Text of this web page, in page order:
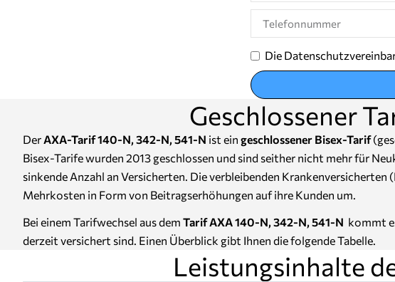
Die
Geschlossener
DerAXA-Tarif 140-N, 342-N, 541-N ist ein geschlossener Bisex-Tarif
Bisex-Tarife wurden 2013 geschlossen und sind seither nicht mehr für
sinkende Anzahl an Versicherten. Die verbleibenden
Mehrkosten in Form von Beitragserhöhungen auf ihre Kunden um.
Bei einem Tarifwechsel aus dem Tarif AXA 140-N, 342-N, 541-N kommt
derzeit versichert sind. Einen Überblick gibt Ihnen die folgende Tabelle.
Leistungsinhalte